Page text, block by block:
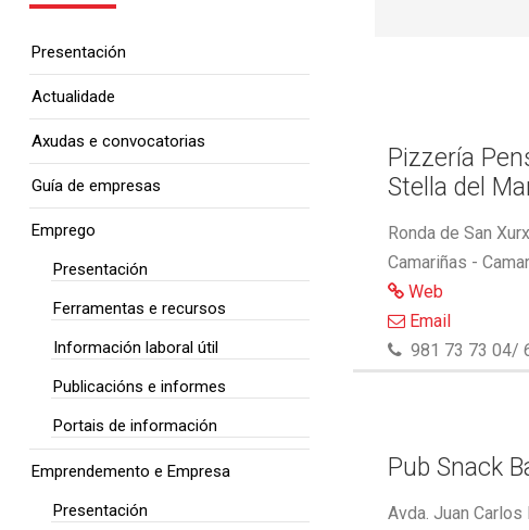
Pizzería
Stella del
Ronda de San
Camariñas -
Web
Email
981 73 73 04/
Pub Snack
Avda. Juan Carlos
Presentación
Actualidade
Axudas e convocatorias
Guía de empresas
Emprego
Presentación
Ferramentas e recursos
Información laboral útil
Publicacións e informes
Portais de información
Emprendemento e Empresa
Presentación